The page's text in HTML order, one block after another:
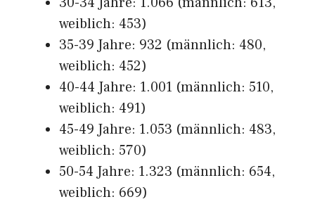
weiblich: 453)
35-39 Jahre: 932 (männlich: 480,
weiblich: 452)
40-44 Jahre: 1.001 (männlich: 510,
weiblich: 491)
45-49 Jahre: 1.053 (männlich: 483,
weiblich: 570)
50-54 Jahre: 1.323 (männlich: 654,
weiblich: 669)